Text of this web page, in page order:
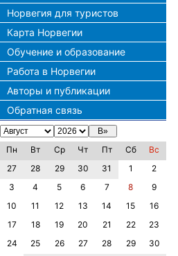
Норвегия для туристов
Карта Норвегии
Обучение и образование
Работа в Норвегии
Авторы и публикации
Обратная связь
Пн Вт Ср Чт Пт Сб
Вс
27
28 29 30 31 1
2
3
4 5 6 7 8
9
10
11 12 13 14 15
16
17
18 19 20 21 22
23
24
25 26 27 28 29
30